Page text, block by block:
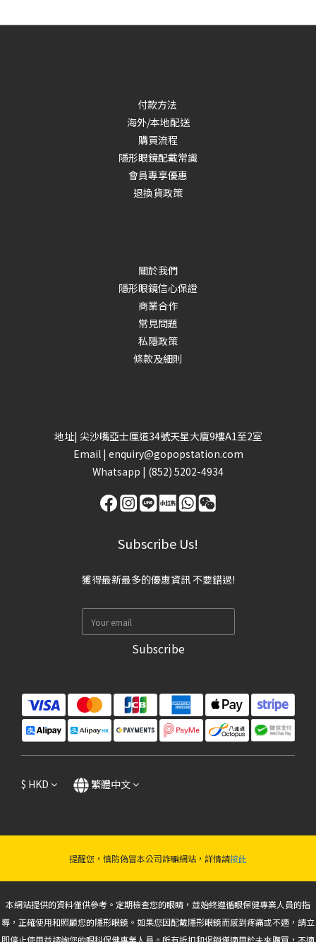
付款方法
海外/本地配送
購買流程
隱形眼鏡配戴常識
會員專享優惠
退換貨政策
關於我們
隱形眼鏡信心保證
商業合作
常見問題
私隱政策
條款及細則
地址| 尖沙嘴亞士厘道34號天星大廈9樓A1至2室
Email | enquiry@gopopstation.com
Whatsapp | (852) 5202-4934
Subscribe Us!
獲得最新最多的優惠資訊 不要錯過!
Subscribe
$ HKD 繁體中文
提醒您，慎防偽冒本公司詐騙網站，詳情請按此
本網站提供的資料僅供參考。定期檢查您的眼睛，並始終遵循眼保健專業人員的指
導，正確使用和照顧您的隱形眼鏡。如果您因配戴隱形眼鏡而感到疼痛或不適，請立